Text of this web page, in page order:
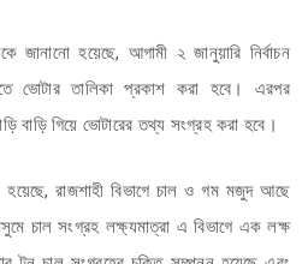
জানানো হয়েছে, আগামী ২ জানুয়ারি নির্বাচন
ভোটার তালিকা প্রকাশ করা হবে। এরপর
বাড়ি গিয়ে ভোটারের তথ্য সংগ্রহ করা হবে।
হয়েছে, রাজশাহী বিভাগে চাল ও গম মজুদ আছে
চাল সংগ্রহ লক্ষ্যমাত্রা এ বিভাগে এক লক্ষ